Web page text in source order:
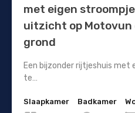
met eigen
uitzicht op Motovun
grond
Een bijzonder rijtjeshuis
te…
Slaapkamer
Badkamer